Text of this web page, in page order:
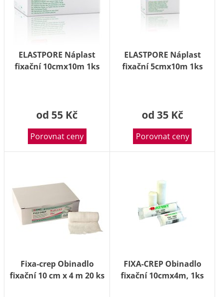
ELASTPORE Náplast
fixační 10cmx10m 1ks
od 55 Kč
Porovnat ceny
ELASTPORE Náplast
fixační 5cmx10m 1ks
od 35 Kč
Porovnat ceny
Fixa-crep Obinadlo
fixační 10 cm x 4 m 20 ks
FIXA-CREP Obinadlo
fixační 10cmx4m, 1ks